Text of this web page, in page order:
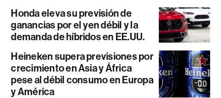
Honda eleva su previsión de
ganancias por el yen débil y la
demanda de híbridos en EE.UU.
Heineken supera previsiones por
crecimiento en Asia y África
pese al débil consumo en Europa
y América